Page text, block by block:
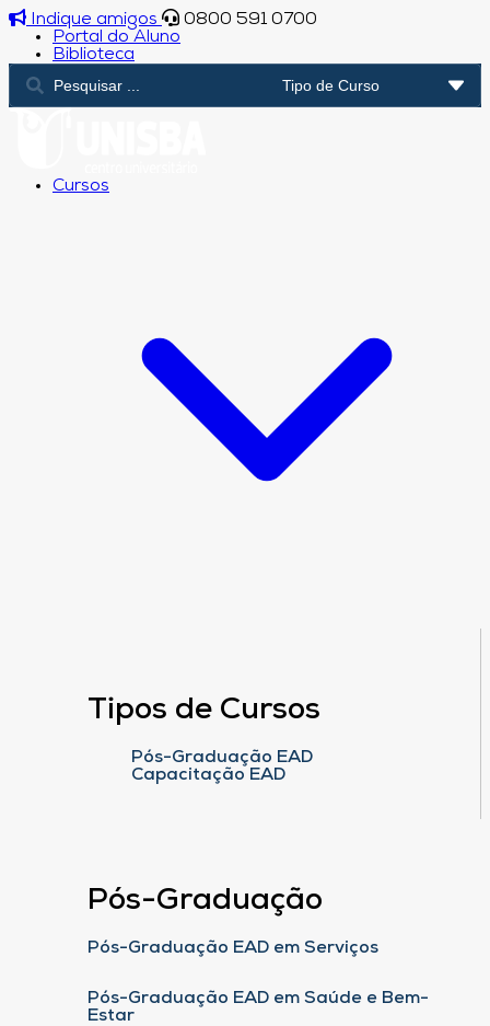
Indique amigos
0800 591 0700
Portal do Aluno
Biblioteca
Cursos
Tipos de Cursos
Pós-Graduação EAD
Capacitação EAD
Pós-Graduação
Pós-Graduação EAD em Serviços
Pós-Graduação EAD em Saúde e Bem-
Estar